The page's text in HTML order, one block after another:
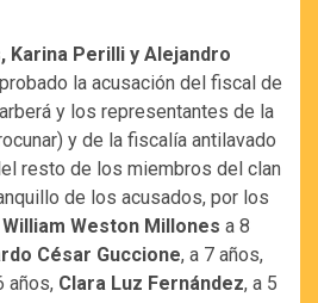
Karina Perilli y Alejandro
la acusación del fiscal de
y los representantes de la
y de la fiscalía antilavado
resto de los miembros del clan
de los acusados, por los
William Weston Millones a 8
César Guccione, a 7 años,
años, Clara Luz Fernández, a 5